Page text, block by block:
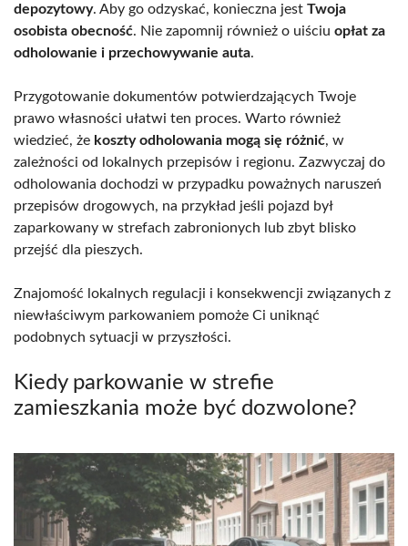
depozytowy. Aby go odzyskać, konieczna jest Twoja
osobista obecność. Nie zapomnij również o uiściu opłat za
odholowanie i przechowywanie auta.
Przygotowanie dokumentów potwierdzających Twoje
prawo własności ułatwi ten proces. Warto również
wiedzieć, że koszty odholowania mogą się różnić, w
zależności od lokalnych przepisów i regionu. Zazwyczaj do
odholowania dochodzi w przypadku poważnych naruszeń
przepisów drogowych, na przykład jeśli pojazd był
zaparkowany w strefach zabronionych lub zbyt blisko
przejść dla pieszych.
Znajomość lokalnych regulacji i konsekwencji związanych z
niewłaściwym parkowaniem pomoże Ci uniknąć
podobnych sytuacji w przyszłości.
Kiedy parkowanie w strefie
zamieszkania może być dozwolone?